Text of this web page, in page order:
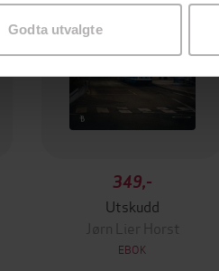
Godta utvalgte
349,-
Utskudd
Jørn Lier Horst
EBOK